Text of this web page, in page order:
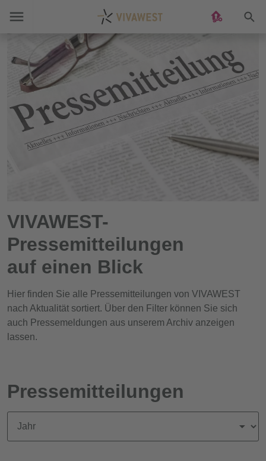
VIVAWEST-
Pressemitteilungen
auf einen Blick
Hier finden Sie alle Pressemitteilungen von VIVAWEST
nach Aktualität sortiert. Über den Filter können Sie sich
auch Pressemeldungen aus unserem Archiv anzeigen
lassen.
Pressemitteilungen